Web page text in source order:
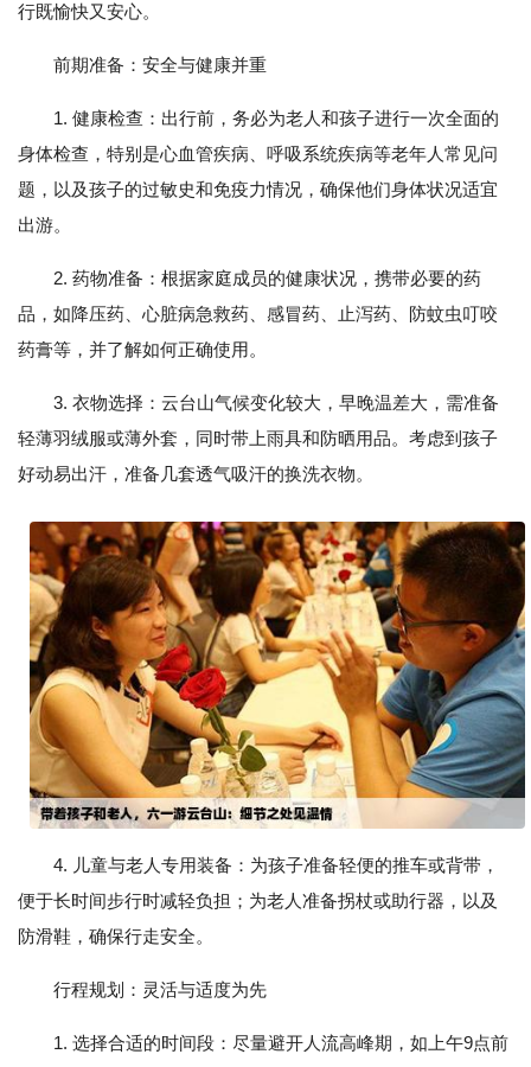
行既愉快又安心。
前期准备：安全与健康并重
1. 健康检查：出行前，务必为老人和孩子进行一次全面的
身体检查，特别是心血管疾病、呼吸系统疾病等老年人常见问
题，以及孩子的过敏史和免疫力情况，确保他们身体状况适宜
出游。
2. 药物准备：根据家庭成员的健康状况，携带必要的药
品，如降压药、心脏病急救药、感冒药、止泻药、防蚊虫叮咬
药膏等，并了解如何正确使用。
3. 衣物选择：云台山气候变化较大，早晚温差大，需准备
轻薄羽绒服或薄外套，同时带上雨具和防晒用品。考虑到孩子
好动易出汗，准备几套透气吸汗的换洗衣物。
4. 儿童与老人专用装备：为孩子准备轻便的推车或背带，
便于长时间步行时减轻负担；为老人准备拐杖或助行器，以及
防滑鞋，确保行走安全。
行程规划：灵活与适度为先
1. 选择合适的时间段：尽量避开人流高峰期，如上午9点前